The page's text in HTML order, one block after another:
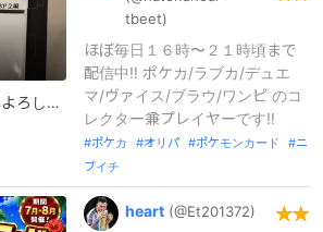
4r 2800 残4枠！ 是非よろしくお願い致します🙇🙇
tbeet)
ほぼ毎日１６時〜２１時頃まで
配信中‼️ ポケカ/ラブカ/デュエ
マ/ヴァイス/ブラウ/ワンピ のコ
レクター兼プレイヤーです‼️
ポケカ オリパ ポケモンカード
ニ
ブイチ
heart (@Et201372)